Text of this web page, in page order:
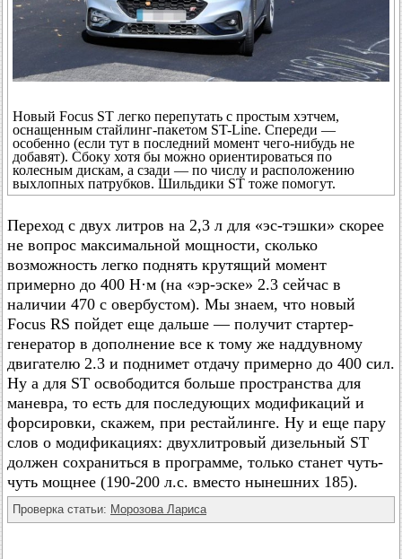
Новый Focus ST легко перепутать с простым хэтчем,
оснащенным стайлинг-пакетом ST-Line. Спереди —
особенно (если тут в последний момент чего-нибудь не
добавят). Сбоку хотя бы можно ориентироваться по
колесным дискам, а сзади — по числу и расположению
выхлопных патрубков. Шильдики ST тоже помогут.
Переход с двух литров на 2,3 л для «эс-тэшки» скорее
не вопрос максимальной мощности, сколько
возможность легко поднять крутящий момент
примерно до 400 Н·м (на «эр-эске» 2.3 сейчас в
наличии 470 с овербустом). Мы знаем, что новый
Focus RS пойдет еще дальше — получит стартер-
генератор в дополнение все к тому же наддувному
двигателю 2.3 и поднимет отдачу примерно до 400 сил.
Ну а для ST освободится больше пространства для
маневра, то есть для последующих модификаций и
форсировки, скажем, при рестайлинге. Ну и еще пару
слов о модификациях: двухлитровый дизельный ST
должен сохраниться в программе, только станет чуть-
чуть мощнее (190-200 л.с. вместо нынешних 185).
Проверка статьи: Морозова Лариса